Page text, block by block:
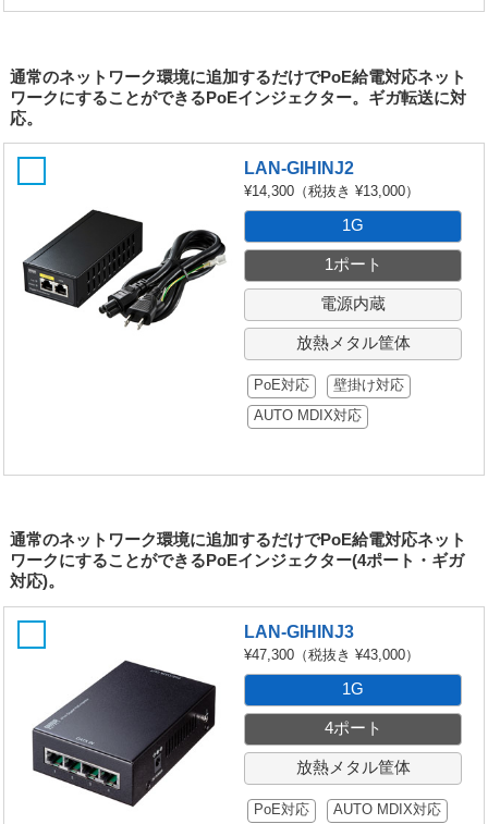
通常のネットワーク環境に追加するだけでPoE給電対応ネット
ワークにすることができるPoEインジェクター。ギガ転送に対
応。
LAN-GIHINJ2
¥14,300（税抜き ¥13,000）
1G
1ポート
電源内蔵
放熱メタル筐体
PoE対応
壁掛け対応
AUTO MDIX対応
通常のネットワーク環境に追加するだけでPoE給電対応ネット
ワークにすることができるPoEインジェクター(4ポート・ギガ
対応)。
LAN-GIHINJ3
¥47,300（税抜き ¥43,000）
1G
4ポート
放熱メタル筐体
PoE対応 AUTO MDIX対応